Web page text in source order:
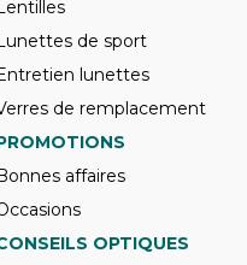
Lentilles
Lunettes de sport
Entretien lunettes
de remplacement
Bonnes affaires
OPTIQUES